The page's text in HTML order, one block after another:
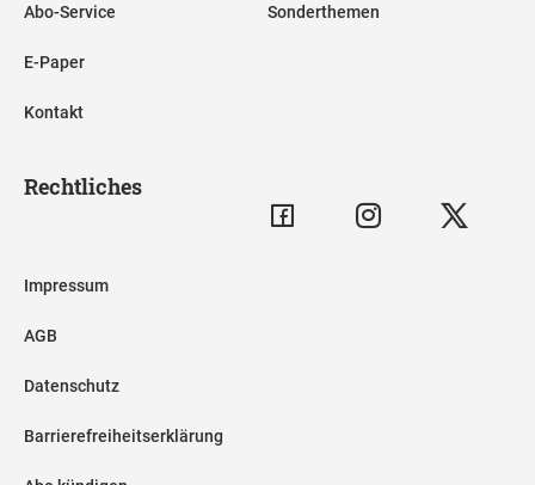
Abo-Service
E-Paper
Kontakt
Sonderthemen
Rechtliches
Impressum
AGB
Datenschutz
Barrierefreiheitserklärung